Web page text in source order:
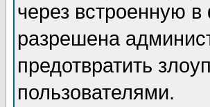
через встроенную
разрешена
предотвратить
пользователями.